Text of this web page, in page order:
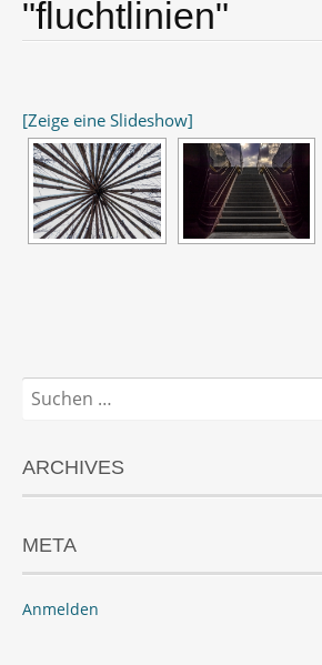
"fluchtlinien"
[Zeige eine Slideshow]
Suchen
nach:
ARCHIVES
META
Anmelden